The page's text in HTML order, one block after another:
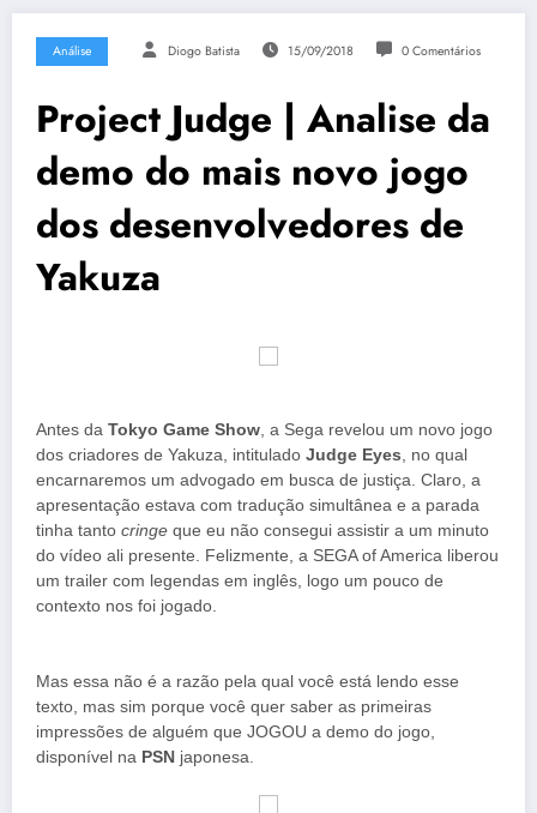
Análise Diogo Batista 15/09/2018 0 Comentários
Project Judge | Analise da
demo do mais novo jogo
dos desenvolvedores de
Yakuza
Antes da Tokyo Game Show , a Sega revelou um novo jogo
dos criadores de Yakuza, intitulado Judge Eyes , no qual
encarnaremos um advogado em busca de justiça. Claro, a
apresentação estava com tradução simultânea e a parada
tinha tanto cringe que eu não consegui assistir a um minuto
do vídeo ali presente. Felizmente, a SEGA of America liberou
um trailer com legendas em inglês, logo um pouco de
contexto nos foi jogado.
Mas essa não é a razão pela qual você está lendo esse
texto, mas sim porque você quer saber as primeiras
impressões de alguém que JOGOU a demo do jogo,
disponível na PSN japonesa.